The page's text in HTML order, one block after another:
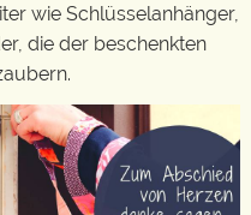
wie Schlüsselanhänger,
die der beschenkten